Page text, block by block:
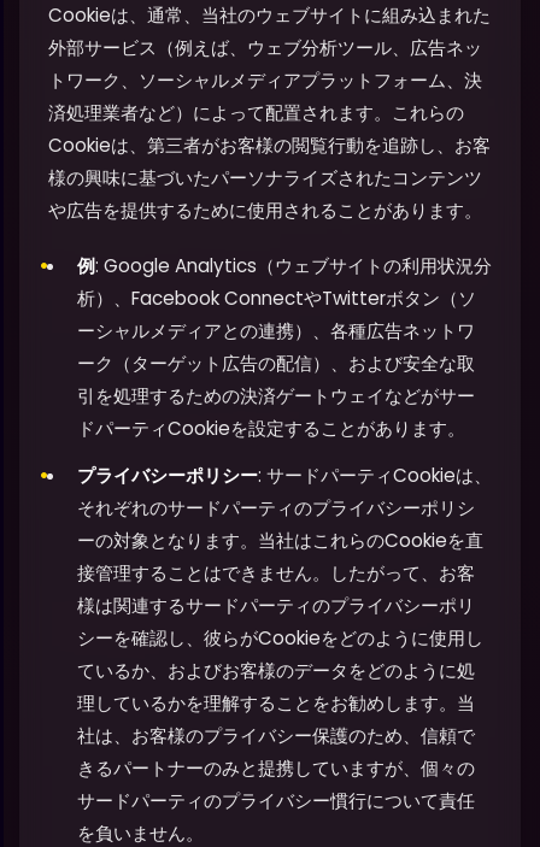
Cookieは、通常、当社のウェブサイトに組み込まれた
外部サービス（例えば、ウェブ分析ツール、広告ネッ
トワーク、ソーシャルメディアプラットフォーム、決
済処理業者など）によって配置されます。これらの
Cookieは、第三者がお客様の閲覧行動を追跡し、お客
様の興味に基づいたパーソナライズされたコンテンツ
や広告を提供するために使用されることがあります。
例: Google Analytics（ウェブサイトの利用状況分
析）、Facebook ConnectやTwitterボタン（ソ
ーシャルメディアとの連携）、各種広告ネットワ
ーク（ターゲット広告の配信）、および安全な取
引を処理するための決済ゲートウェイなどがサー
ドパーティCookieを設定することがあります。
プライバシーポリシー: サードパーティCookieは、
それぞれのサードパーティのプライバシーポリシ
ーの対象となります。当社はこれらのCookieを直
接管理することはできません。したがって、お客
様は関連するサードパーティのプライバシーポリ
シーを確認し、彼らがCookieをどのように使用し
ているか、およびお客様のデータをどのように処
理しているかを理解することをお勧めします。当
社は、お客様のプライバシー保護のため、信頼で
きるパートナーのみと提携していますが、個々の
サードパーティのプライバシー慣行について責任
を負いません。